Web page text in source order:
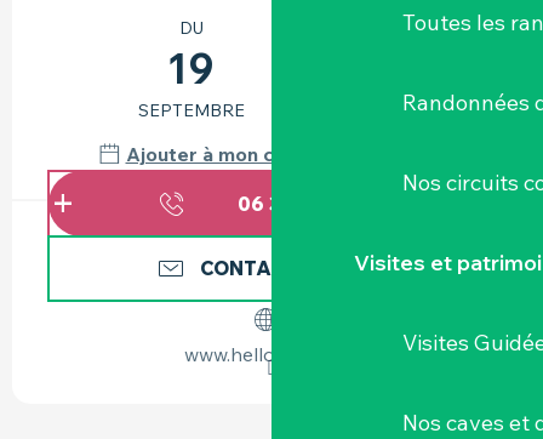
Toutes les
Randonnées
Nos circuits
Visites et
Visites
Nos caves et
DU
19
SEPTEMBRE OCTOBRE
Ajouter à mon calendrier Google
06 31 42 95
CONTACTEZ-NOUS
www.helloasso.com